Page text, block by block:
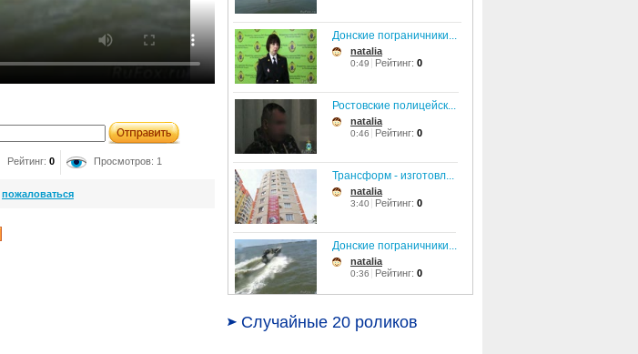
Донские пограничники...
natalia
0:49 Рейтинг: 0
Ростовские полицейск...
natalia
0:46 Рейтинг: 0
Трансформ - изготовл...
natalia
3:40 Рейтинг: 0
Донские пограничники...
natalia
0:36 Рейтинг: 0
Полиция напоминает, ...
natalia
Случайные 20 роликов
Рейтинг: 0 Просмотров: 1
пожаловаться